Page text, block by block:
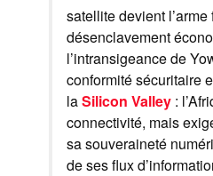
satellite devient l’arme
désenclavement
l’intransigeance de
conformité sécuritaire
laSilicon Valley :
connectivité, mais
sa souveraineté
de ses flux